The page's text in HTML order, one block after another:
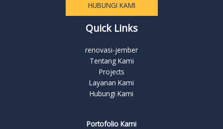
HUBUNGI KAMI
Quick Links
renovasi-jember
Tentang Kami
Projects
Layanan Kami
Hubungi Kami
Portofolio Kami